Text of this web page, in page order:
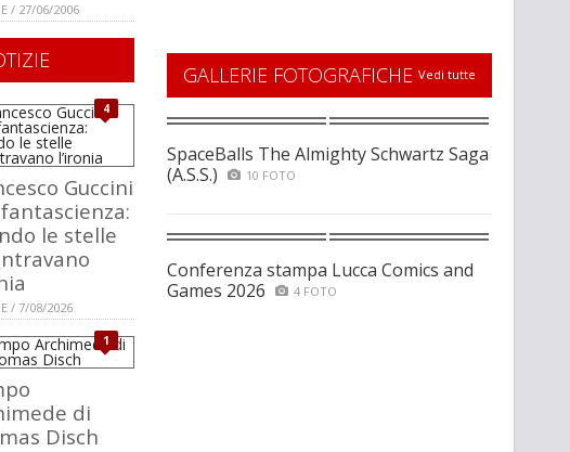
/ 27/06/2006
4
Guccini
le stelle
/ 7/08/2026
1
di
Disch
GALLERIE FOTOGRAFICHE Vedi tutte
SpaceBalls The Almighty Schwartz Saga
(A.S.S.)
10 FOTO
Conferenza stampa Lucca Comics and
Games 2026
4 FOTO